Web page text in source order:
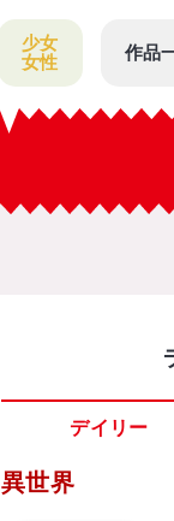
少女
女性
作品
デイリー
異世界